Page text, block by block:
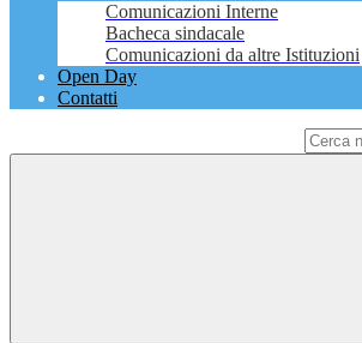
Comunicazioni Interne
Bacheca sindacale
Comunicazioni da altre Istituzioni
Open Day
Contatti